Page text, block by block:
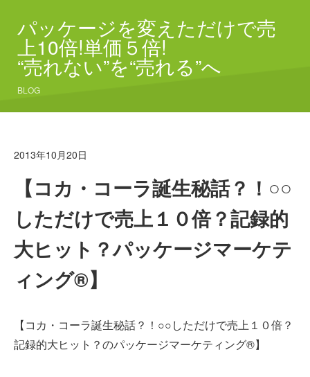
パッケージを変えただけで売
上10倍!単価５倍!
“売れない”を“売れる”へ
BLOG
2013年10月20日
【コカ・コーラ誕生秘話？！○○
しただけで売上１０倍？記録的
大ヒット？パッケージマーケテ
ィング®】
【コカ・コーラ誕生秘話？！○○しただけで売上１０倍？
記録的大ヒット？のパッケージマーケティング®】